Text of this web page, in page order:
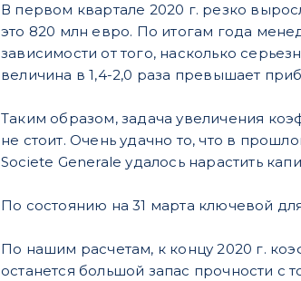
В первом квартале 2020 г. резко
это 820 млн евро. По итогам года
зависимости от того, насколько
величина в 1,4-2,0 раза превышает
Таким образом, задача увеличения
не стоит. Очень удачно то, что в
Societe Generale удалось нарастить
По состоянию на 31 марта ключевой
По нашим расчетам, к концу 2020 г.
останется большой запас прочности с